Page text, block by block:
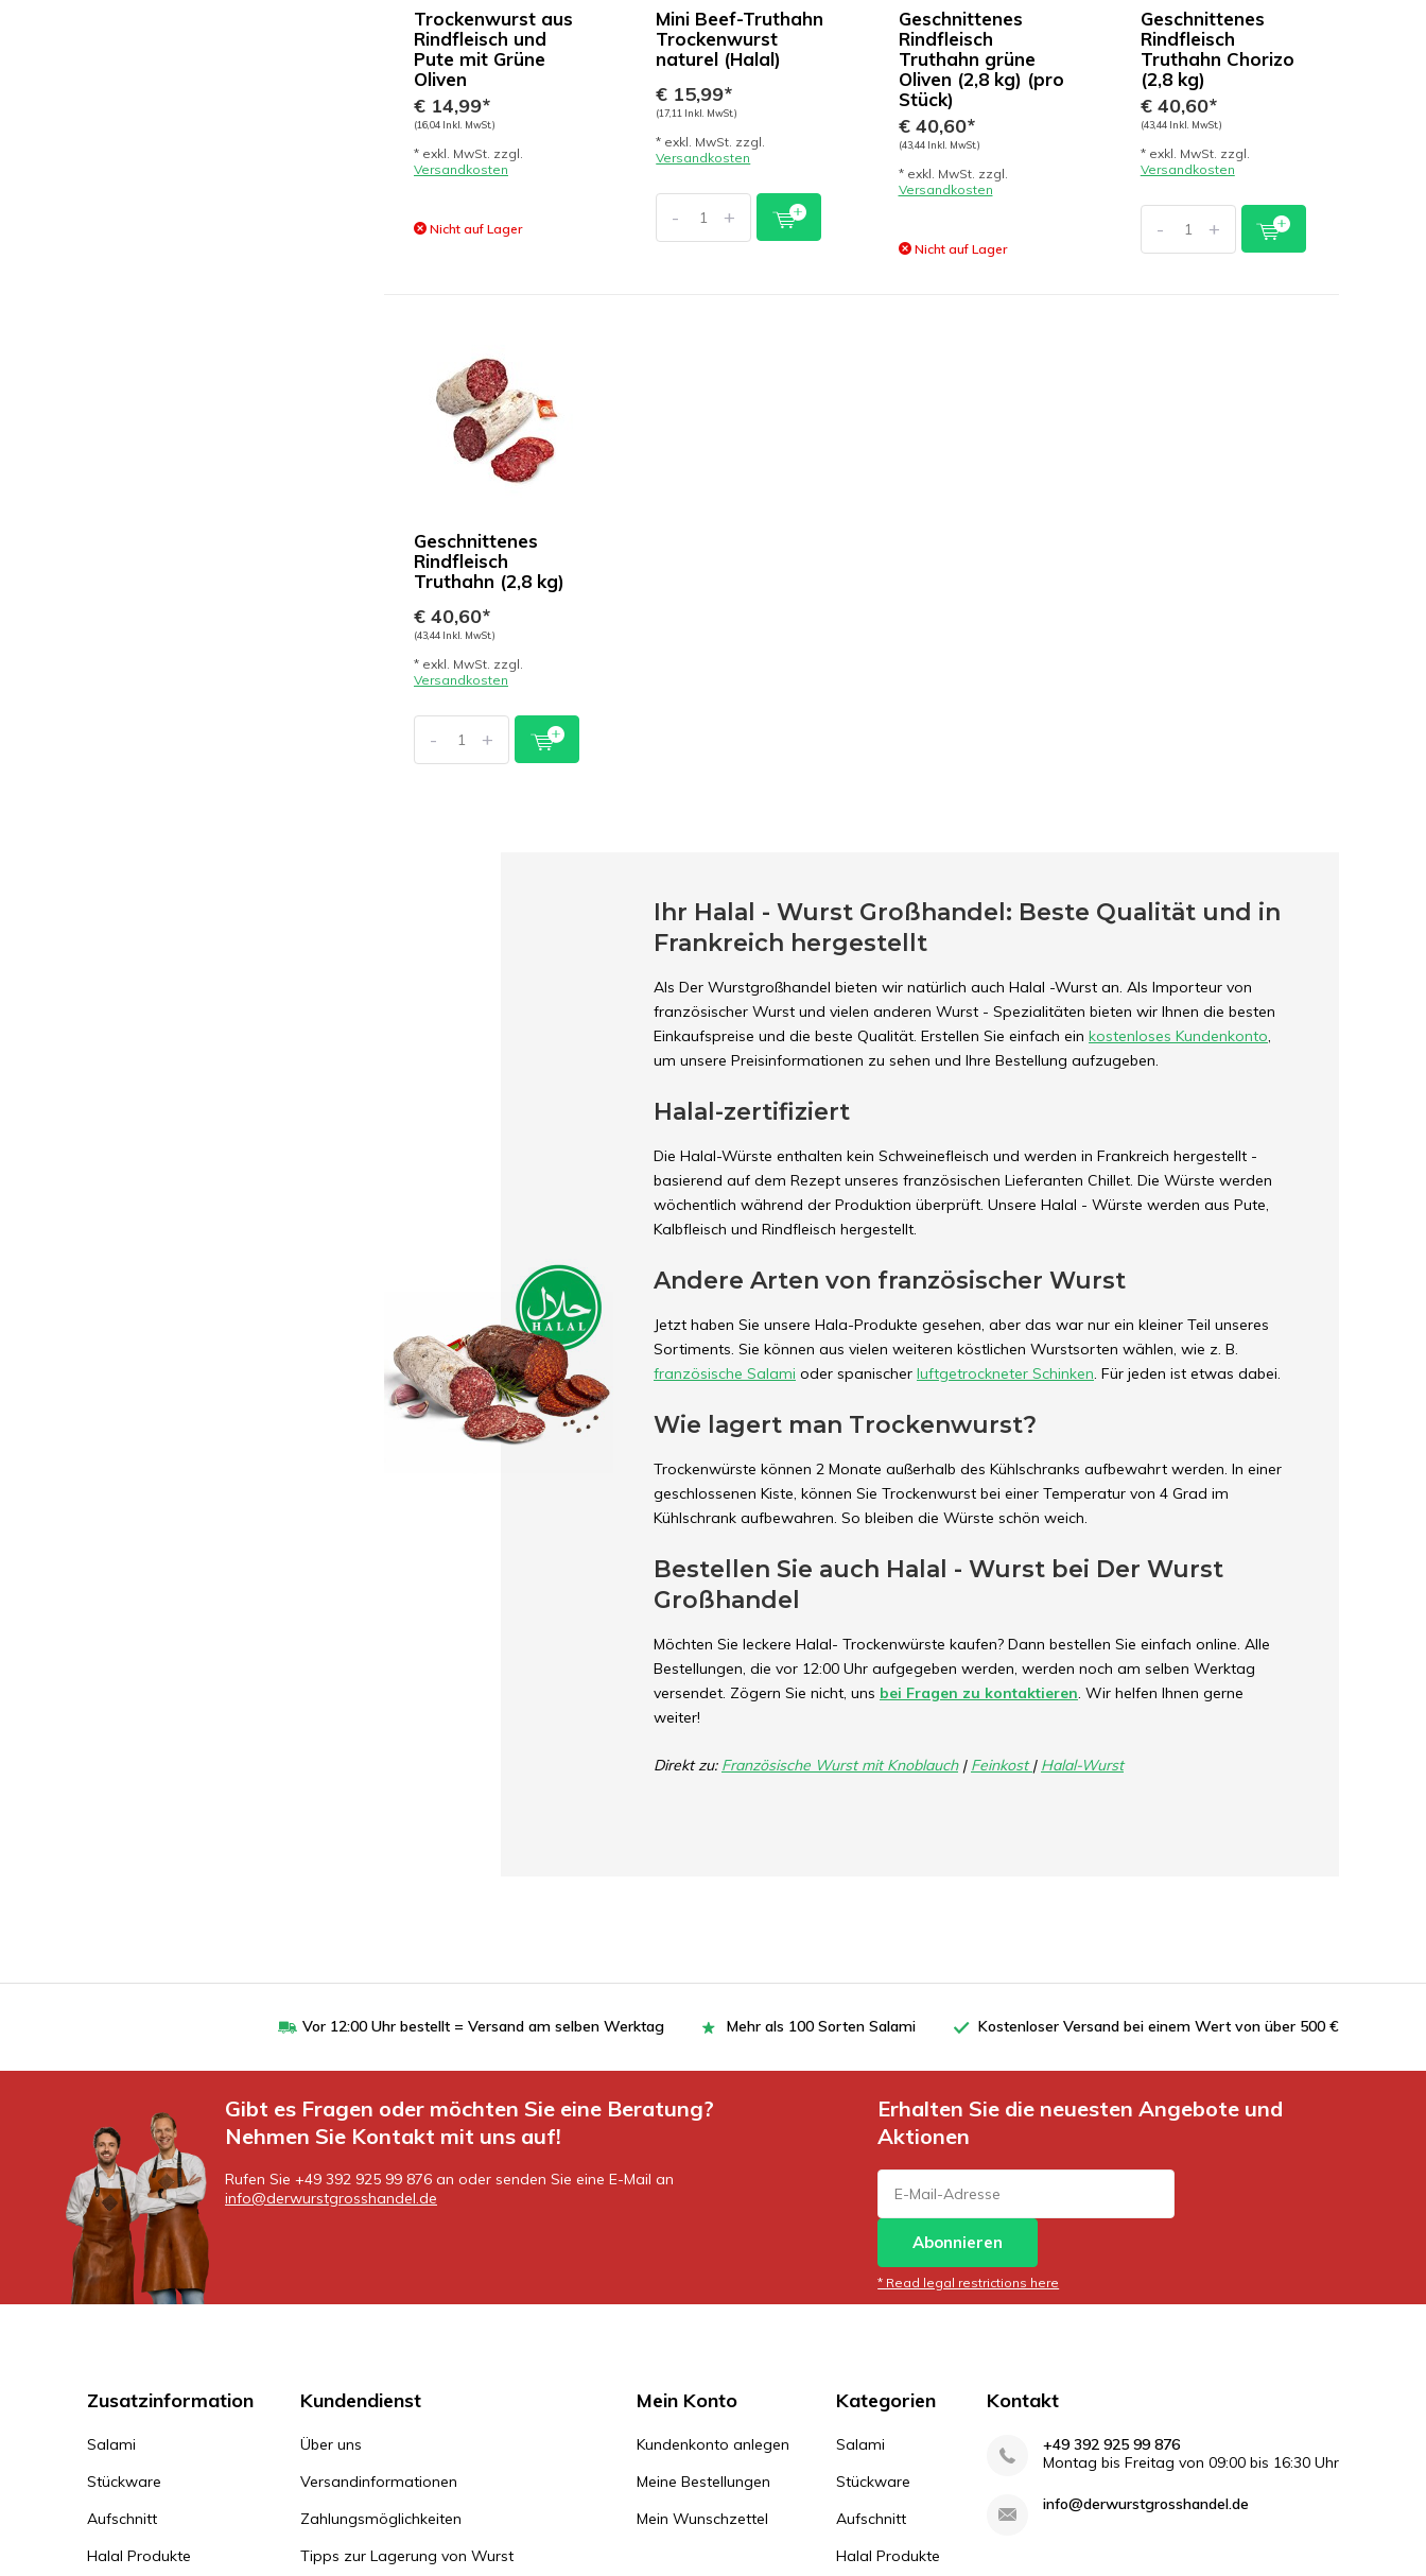
Trockenwurst aus
Rindfleisch und
Pute mit Grüne
Oliven
€ 14,99*
(16,04 Inkl. MwSt.)
* exkl. MwSt. zzgl.
Versandkosten
Nicht auf Lager
Mini Beef-Truthahn
Trockenwurst
naturel (Halal)
€ 15,99*
(17,11 Inkl. MwSt.)
* exkl. MwSt. zzgl.
Versandkosten
- +
Geschnittenes
Rindfleisch
Truthahn grüne
Oliven (2,8 kg) (pro
Stück)
€ 40,60*
(43,44 Inkl. MwSt.)
* exkl. MwSt. zzgl.
Versandkosten
Nicht auf Lager
Geschnittenes
Rindfleisch
Truthahn Chorizo
(2,8 kg)
€ 40,60*
(43,44 Inkl. MwSt.)
* exkl. MwSt. zzgl.
Versandkosten
- +
Geschnittenes
Rindfleisch
Truthahn (2,8 kg)
€ 40,60*
(43,44 Inkl. MwSt.)
* exkl. MwSt. zzgl.
Versandkosten
- +
Ihr Halal - Wurst Großhandel: Beste Qualität und in
Frankreich hergestellt
Als Der Wurstgroßhandel bieten wir natürlich auch Halal -Wurst an. Als Importeur von
französischer Wurst und vielen anderen Wurst - Spezialitäten bieten wir Ihnen die besten
Einkaufspreise und die beste Qualität. Erstellen Sie einfach ein kostenloses Kundenkonto,
um unsere Preisinformationen zu sehen und Ihre Bestellung aufzugeben.
Halal-zertifiziert
Die Halal-Würste enthalten kein Schweinefleisch und werden in Frankreich hergestellt -
basierend auf dem Rezept unseres französischen Lieferanten Chillet. Die Würste werden
wöchentlich während der Produktion überprüft. Unsere Halal - Würste werden aus Pute,
Kalbfleisch und Rindfleisch hergestellt.
Andere Arten von französischer Wurst
Jetzt haben Sie unsere Hala-Produkte gesehen, aber das war nur ein kleiner Teil unseres
Sortiments. Sie können aus vielen weiteren köstlichen Wurstsorten wählen, wie z. B.
französische Salami oder spanischer luftgetrockneter Schinken. Für jeden ist etwas dabei.
Wie lagert man Trockenwurst?
Trockenwürste können 2 Monate außerhalb des Kühlschranks aufbewahrt werden. In einer
geschlossenen Kiste, können Sie Trockenwurst bei einer Temperatur von 4 Grad im
Kühlschrank aufbewahren. So bleiben die Würste schön weich.
Bestellen Sie auch Halal - Wurst bei Der Wurst
Großhandel
Möchten Sie leckere Halal- Trockenwürste kaufen? Dann bestellen Sie einfach online. Alle
Bestellungen, die vor 12:00 Uhr aufgegeben werden, werden noch am selben Werktag
versendet. Zögern Sie nicht, uns bei Fragen zu kontaktieren. Wir helfen Ihnen gerne
weiter!
Direkt zu: Französische Wurst mit Knoblauch| Feinkost| Halal-Wurst
Vor 12:00 Uhr bestellt = Versand am selben Werktag Mehr als 100 Sorten Salami Kostenloser Versand bei einem Wert von über 500 €
Gibt es Fragen oder möchten Sie eine Beratung?
Nehmen Sie Kontakt mit uns auf!
Rufen Sie +49 392 925 99 876 an oder senden Sie eine E-Mail an
info@derwurstgrosshandel.de
Erhalten Sie die neuesten Angebote und
Aktionen
Abonnieren
* Read legal restrictions here
Zusatzinformation
Salami
Stückware
Aufschnitt
Halal Produkte
Kundendienst
Über uns
Versandinformationen
Zahlungsmöglichkeiten
Tipps zur Lagerung von Wurst
Mein Konto
Kundenkonto anlegen
Meine Bestellungen
Mein Wunschzettel
Kategorien
Salami
Stückware
Aufschnitt
Halal Produkte
Kontakt
+49 392 925 99 876
Montag bis Freitag von 09:00 bis 16:30 Uhr
info@derwurstgrosshandel.de